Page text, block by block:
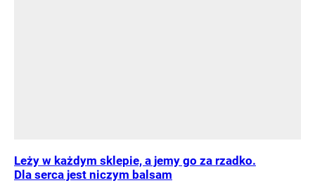
Leży w każdym sklepie, a jemy go za rzadko.
Dla serca jest niczym balsam